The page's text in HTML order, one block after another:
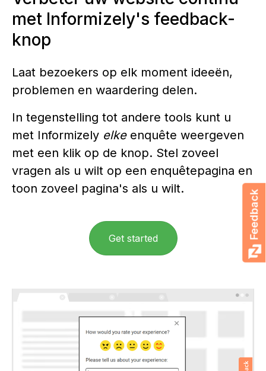
met Informizely's feedback-
knop
Laat bezoekers op elk moment ideeën,
problemen en waardering delen.
In tegenstelling tot andere tools kunt u
met Informizely elkeenquête weergeven
met een klik op de knop. Stel zoveel
vragen als u wilt op een enquêtepagina en
toon zoveel pagina's als u wilt.
Get started Feedback